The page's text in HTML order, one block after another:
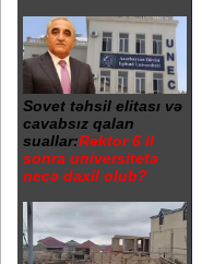
Sovet təhsil elitası və
cavabsız qalan
suallar:Rektor 6 il
sonra universitetə
necə daxil olub?